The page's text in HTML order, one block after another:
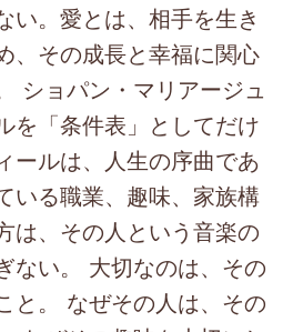
い。愛とは、相手を生き
、その成長と幸福に関心
ショパン・マリアージュ
を「条件表」としてだけ
ールは、人生の序曲であ
いる職業、趣味、家族構
は、その人という音楽の
ない。 大切なのは、その
と。 なぜその人は、その